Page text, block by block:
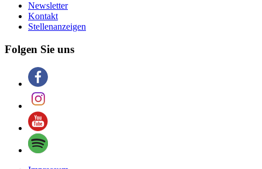
Newsletter
Kontakt
Stellenanzeigen
Folgen Sie uns